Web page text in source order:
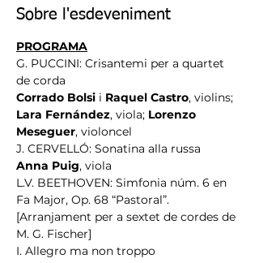
Sobre l'esdeveniment
PROGRAMA
G. PUCCINI: Crisantemi per a quartet
de corda
Corrado Bolsi i Raquel Castro, violins;
Lara Fernández, viola; Lorenzo
Meseguer, violoncel
J. CERVELLÓ: Sonatina alla russa
Anna Puig, viola
L.V. BEETHOVEN: Simfonia núm. 6 en
Fa Major, Op. 68 “Pastoral”.
[Arranjament per a sextet de cordes de
M. G. Fischer]
I. Allegro ma non troppo